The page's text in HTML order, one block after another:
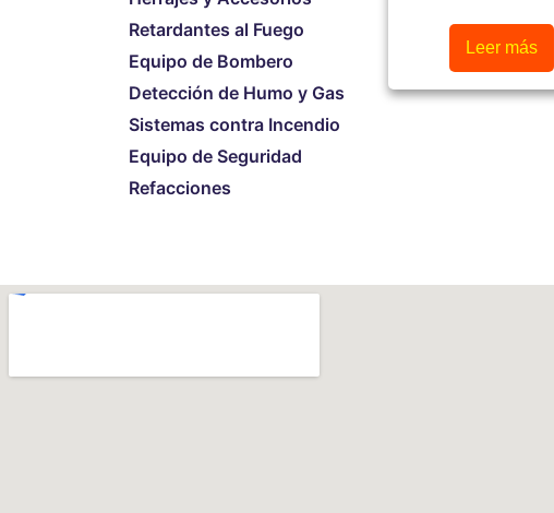
Retardantes al Fuego
Equipo de Bombero
Detección de Humo y Gas
Sistemas contra Incendio
Equipo de Seguridad
Refacciones
Leer más